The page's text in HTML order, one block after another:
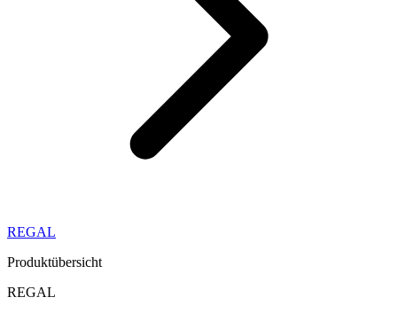
REGAL
Produktübersicht
REGAL